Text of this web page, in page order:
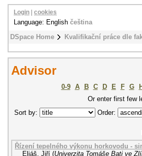
DSpace Home Kvalifikační práce dle
Login cookies
Language: English čeština
Advisor
0-9 A B C D E F G H
Or enter first few
Sort by:
Order:
Řízení tepelného výkonu horkovodu -
Eliáš, Jiří (Univerzita Tomáše Bati ve